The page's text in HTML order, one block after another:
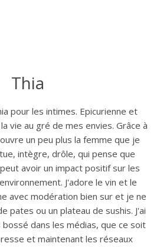
Thia
pour les intimes. Epicurienne et
vie au gré de mes envies. Grâce à
un peu plus la femme que je
intègre, drôle, qui pense que
avoir un impact positif sur les
J'adore le vin et le
avec modération bien sur et je ne
pates ou un plateau de sushis. J'ai
dans les médias, que ce soit
et maintenant les réseaux